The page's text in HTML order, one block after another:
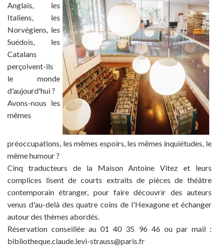
Anglais, les
Italiens, les
Norvégiens, les
Suédois, les
Catalans
perçoivent-ils
le monde
d'aujourd'hui ?
Avons-nous les
mêmes
préoccupations, les mêmes espoirs, les mêmes inquiétudes, le
même humour ?
Cinq traducteurs de la Maison Antoine Vitez et leurs
complices lisent de courts extraits de pièces de théâtre
contemporain étranger, pour faire découvrir des auteurs
venus d'au-delà des quatre coins de l'Hexagone et échanger
autour des thèmes abordés.
Réservation conseillée au 01 40 35 96 46 ou par mail :
bibliotheque.claude.levi-strauss@paris.fr